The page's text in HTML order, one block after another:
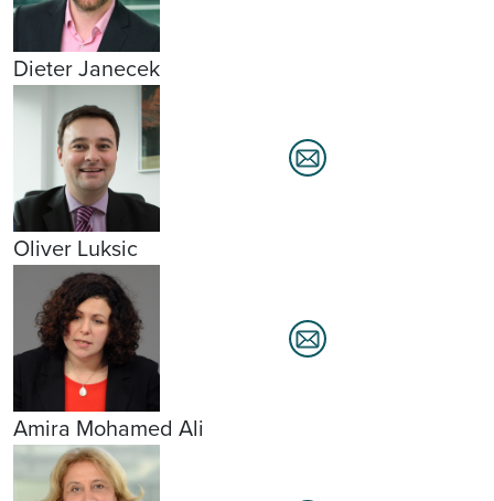
Dieter Janecek
Oliver Luksic
Amira Mohamed Ali